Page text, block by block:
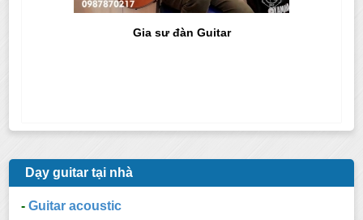
Gia sư đàn Guitar
Dạy guitar tại nhà
-Guitar acoustic